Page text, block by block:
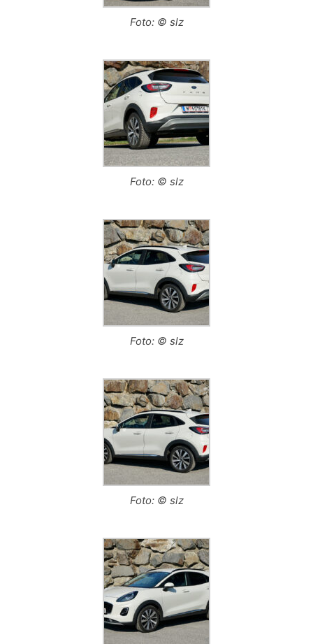
Foto: © slz
Foto: © slz
Foto: © slz
Foto: © slz